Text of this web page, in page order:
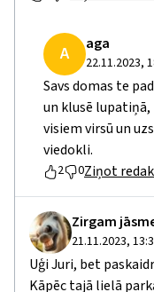
A aga
22.11.2023,
Savs domas te
un klusē
visiem virsū un
viedokli.
2 0Ziņot
Zirgam
21.11.2023,
Uģi Juri, bet
Kāpēc tajā lielā